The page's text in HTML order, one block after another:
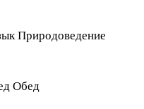
Природоведение
Обед